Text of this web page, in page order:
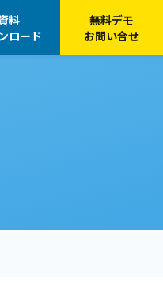
料
ロード
無料デモ
お問い合せ